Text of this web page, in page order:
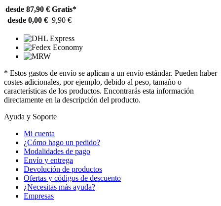
desde 87,90 € Gratis*
desde 0,00 € 9,90 €
* Estos gastos de envío se aplican a un envío estándar. Pueden haber
costes adicionales, por ejemplo, debido al peso, tamaño o
características de los productos. Encontrarás esta información
directamente en la descripción del producto.
Ayuda y Soporte
Mi cuenta
¿Cómo hago un pedido?
Modalidades de pago
Envío y entrega
Devolución de productos
Ofertas y códigos de descuento
¿Necesitas más ayuda?
Empresas